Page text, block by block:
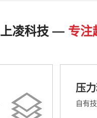
上凌科技 — 专注
压
自有